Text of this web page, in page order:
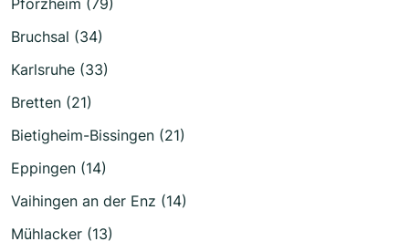
Bruchsal (34)
Karlsruhe (33)
Bretten (21)
Bietigheim-Bissingen (21)
Eppingen (14)
Vaihingen an der Enz (14)
Mühlacker (13)